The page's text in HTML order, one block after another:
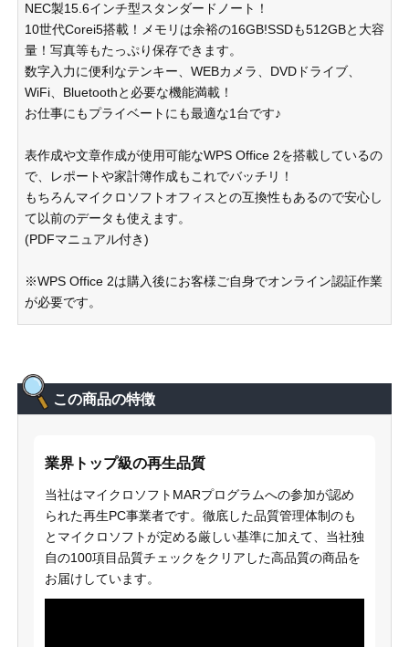
NEC製15.6インチ型スタンダードノート！
10世代Corei5搭載！メモリは余裕の16GB!SSDも512GBと大容
量！写真等もたっぷり保存できます。
数字入力に便利なテンキー、WEBカメラ、DVDドライブ、
WiFi、Bluetoothと必要な機能満載！
お仕事にもプライベートにも最適な1台です♪
表作成や文章作成が使用可能なWPS Office 2を搭載しているの
で、レポートや家計簿作成もこれでバッチリ！
もちろんマイクロソフトオフィスとの互換性もあるので安心し
て以前のデータも使えます。
(PDFマニュアル付き)
※WPS Office 2は購入後にお客様ご自身でオンライン認証作業
が必要です。
この商品の特徴
業界トップ級の再生品質
当社はマイクロソフトMARプログラムへの参加が認め
られた再生PC事業者です。徹底した品質管理体制のも
とマイクロソフトが定める厳しい基準に加えて、当社独
自の100項目品質チェックをクリアした高品質の商品を
お届けしています。